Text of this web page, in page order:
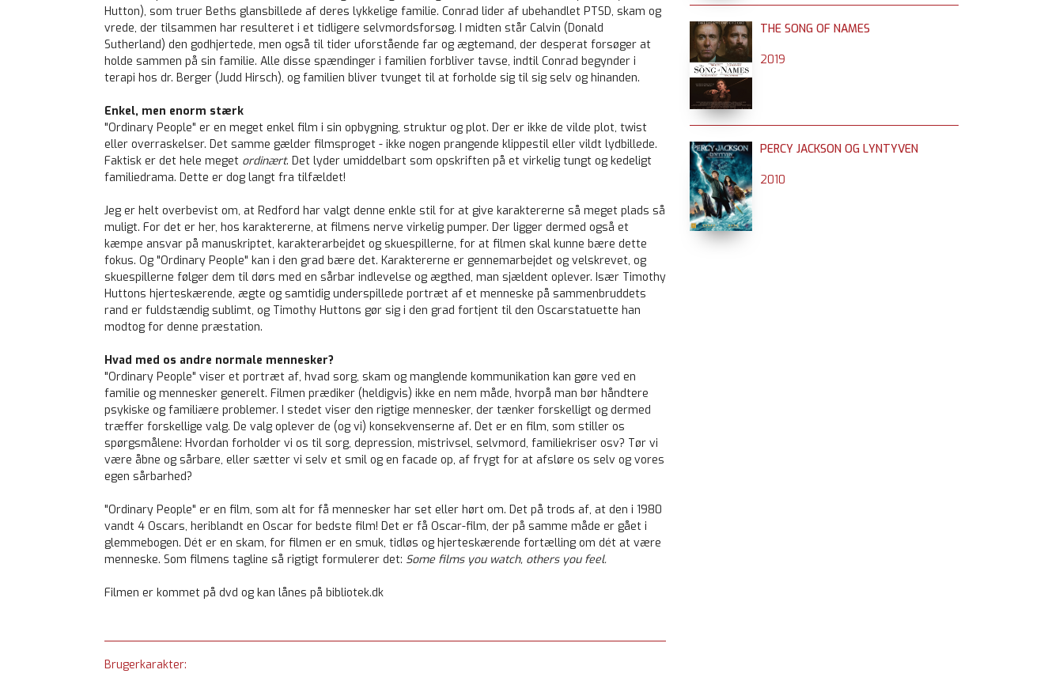
Hutton), som truer Beths glansbillede af deres lykkelige familie. Conrad lider af ubehandlet PTSD, skam og
vrede, der tilsammen har resulteret i et tidligere selvmordsforsøg. I midten står Calvin (Donald
Sutherland) den godhjertede, men også til tider uforstående far og ægtemand, der desperat forsøger at
holde sammen på sin familie. Alle disse spændinger i familien forbliver tavse, indtil Conrad begynder i
terapi hos dr. Berger (Judd Hirsch), og familien bliver tvunget til at forholde sig til sig selv og hinanden.
Enkel, men enorm stærk
"Ordinary People" er en meget enkel film i sin opbygning, struktur og plot. Der er ikke de vilde plot, twist
eller overraskelser. Det samme gælder filmsproget - ikke nogen prangende klippestil eller vildt lydbillede.
Faktisk er det hele meget ordinært. Det lyder umiddelbart som opskriften på et virkelig tungt og kedeligt
familiedrama. Dette er dog langt fra tilfældet!
Jeg er helt overbevist om, at Redford har valgt denne enkle stil for at give karaktererne så meget plads så
muligt. For det er her, hos karaktererne, at filmens nerve virkelig pumper. Der ligger dermed også et
kæmpe ansvar på manuskriptet, karakterarbejdet og skuespillerne, for at filmen skal kunne bære dette
fokus. Og "Ordinary People" kan i den grad bære det. Karaktererne er gennemarbejdet og velskrevet, og
skuespillerne følger dem til dørs med en sårbar indlevelse og ægthed, man sjældent oplever. Især Timothy
Huttons hjerteskærende, ægte og samtidig underspillede portræt af et menneske på sammenbruddets
rand er fuldstændig sublimt, og Timothy Huttons gør sig i den grad fortjent til den Oscarstatuette han
modtog for denne præstation.
Hvad med os andre normale mennesker?
"Ordinary People" viser et portræt af, hvad sorg, skam og manglende kommunikation kan gøre ved en
familie og mennesker generelt. Filmen prædiker (heldigvis) ikke en nem måde, hvorpå man bør håndtere
psykiske og familiære problemer. I stedet viser den rigtige mennesker, der tænker forskelligt og dermed
træffer forskellige valg. De valg oplever de (og vi) konsekvenserne af. Det er en film, som stiller os
spørgsmålene: Hvordan forholder vi os til sorg, depression, mistrivsel, selvmord, familiekriser osv? Tør vi
være åbne og sårbare, eller sætter vi selv et smil og en facade op, af frygt for at afsløre os selv og vores
egen sårbarhed?
"Ordinary People" er en film, som alt for få mennesker har set eller hørt om. Det på trods af, at den i 1980
vandt 4 Oscars, heriblandt en Oscar for bedste film! Det er få Oscar-film, der på samme måde er gået i
glemmebogen. Dét er en skam, for filmen er en smuk, tidløs og hjerteskærende fortælling om dét at være
menneske. Som filmens tagline så rigtigt formulerer det: Some films you watch, others you feel.
Filmen er kommet på dvd og kan lånes på bibliotek.dk
Brugerkarakter:
THE SONG OF NAMES
2019
PERCY JACKSON OG LYNTYVEN
2010